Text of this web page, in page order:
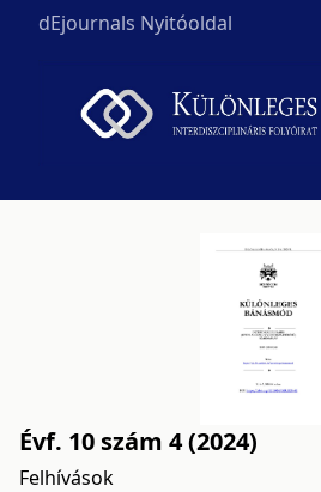
dEjournals Nyitóoldal
Évf. 10 szám 4 (2024)
Felhívások